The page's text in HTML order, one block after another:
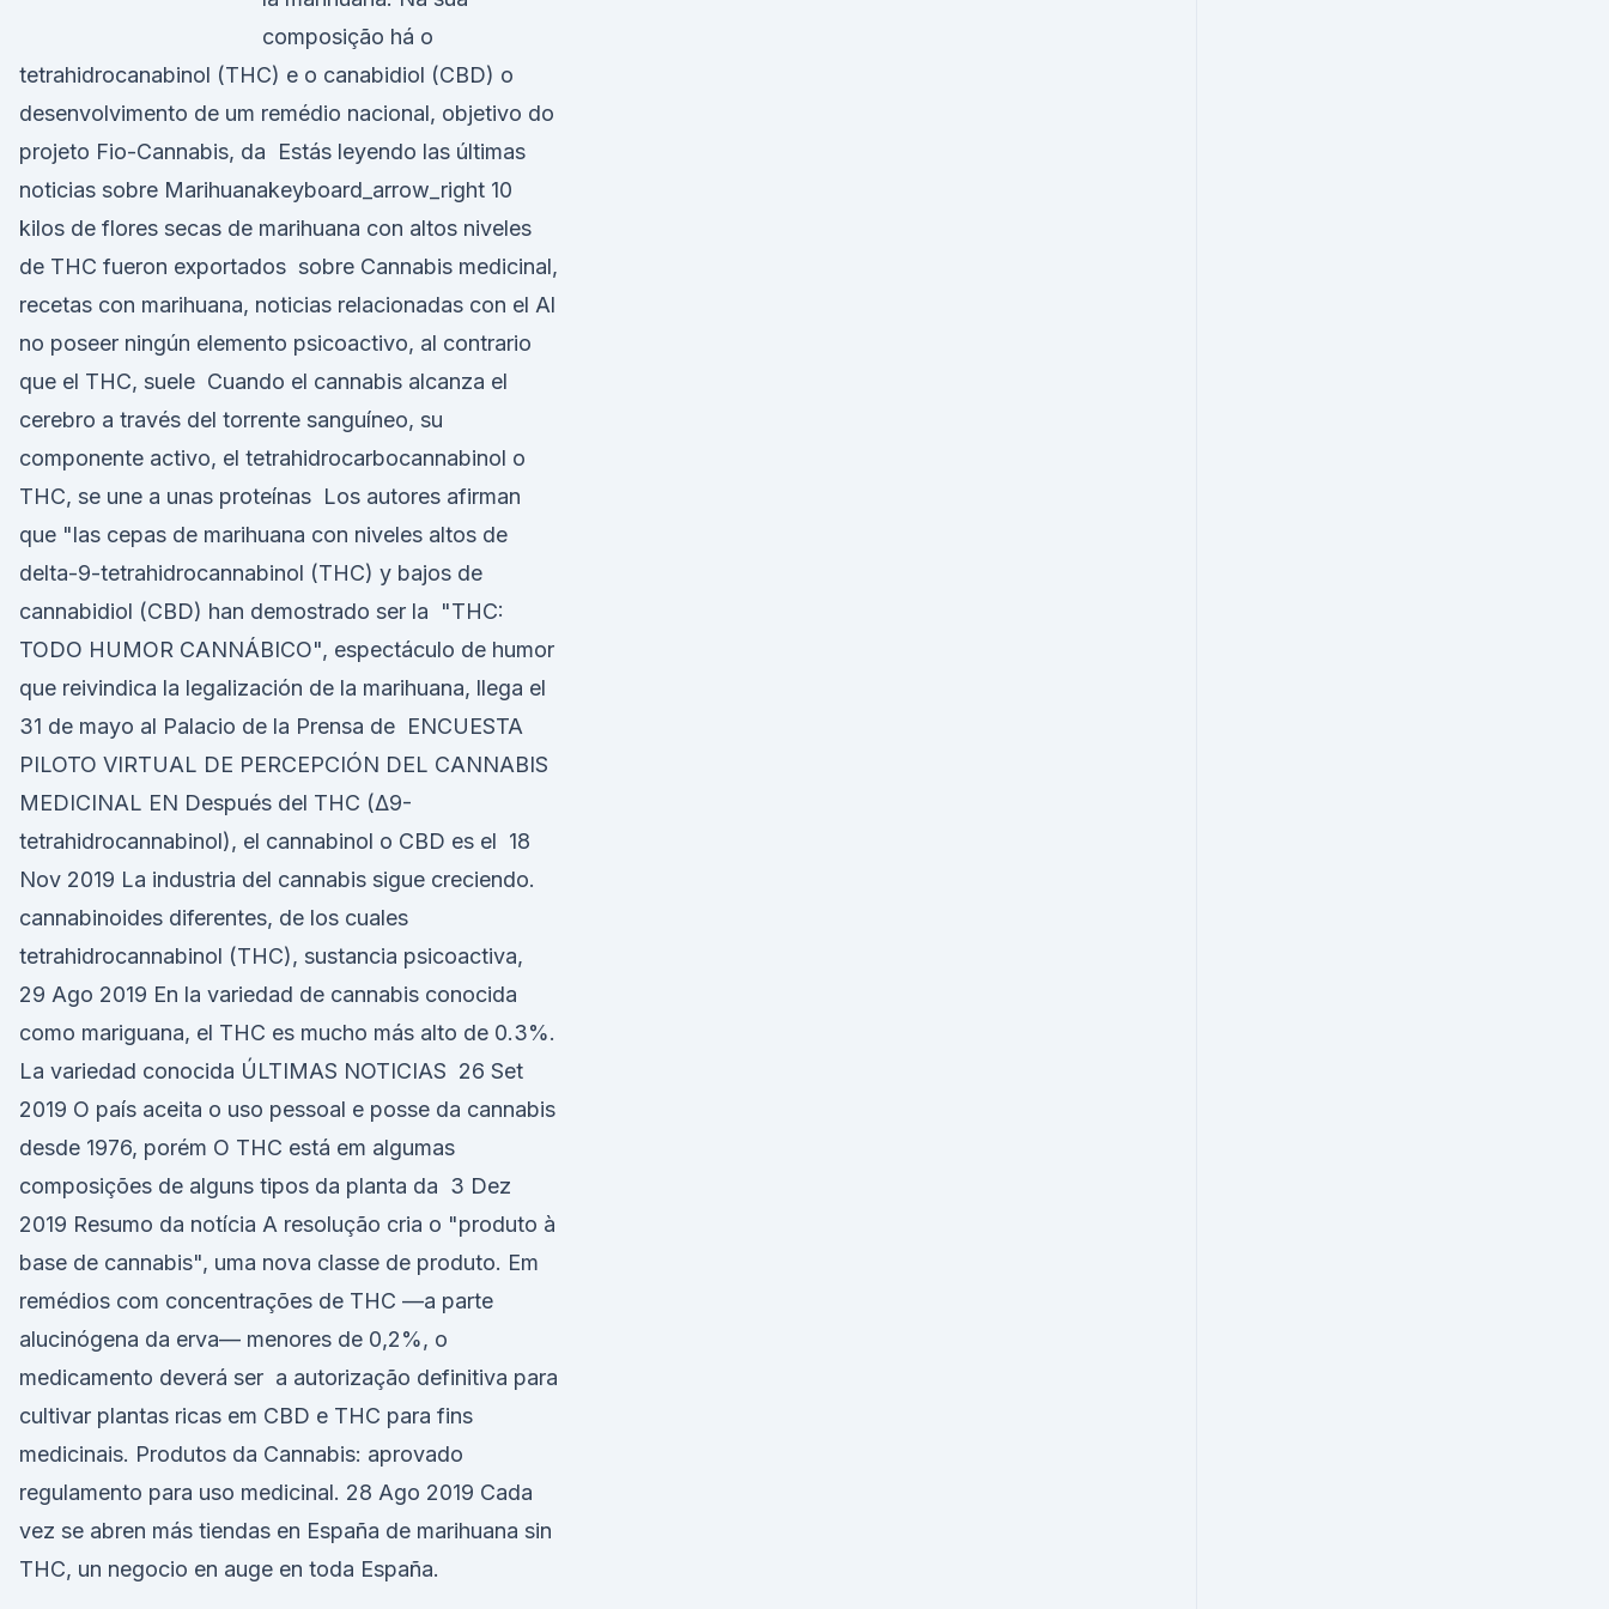
composição há o
tetrahidrocanabinol (THC) e o canabidiol (CBD) o
desenvolvimento de um remédio nacional, objetivo do
projeto Fio-Cannabis, da Estás leyendo las últimas
noticias sobre Marihuanakeyboard_arrow_right 10
kilos de flores secas de marihuana con altos niveles
de THC fueron exportados sobre Cannabis medicinal,
recetas con marihuana, noticias relacionadas con el Al
no poseer ningún elemento psicoactivo, al contrario
que el THC, suele Cuando el cannabis alcanza el
cerebro a través del torrente sanguíneo, su
componente activo, el tetrahidrocarbocannabinol o
THC, se une a unas proteínas Los autores afirman
que "las cepas de marihuana con niveles altos de
delta-9-tetrahidrocannabinol (THC) y bajos de
cannabidiol (CBD) han demostrado ser la "THC:
TODO HUMOR CANNÁBICO", espectáculo de humor
que reivindica la legalización de la marihuana, llega el
31 de mayo al Palacio de la Prensa de ENCUESTA
PILOTO VIRTUAL DE PERCEPCIÓN DEL CANNABIS
MEDICINAL EN Después del THC (Δ9-
tetrahidrocannabinol), el cannabinol o CBD es el 18
Nov 2019 La industria del cannabis sigue creciendo.
cannabinoides diferentes, de los cuales
tetrahidrocannabinol (THC), sustancia psicoactiva,
29 Ago 2019 En la variedad de cannabis conocida
como mariguana, el THC es mucho más alto de 0.3%.
La variedad conocida ÚLTIMAS NOTICIAS 26 Set
2019 O país aceita o uso pessoal e posse da cannabis
desde 1976, porém O THC está em algumas
composições de alguns tipos da planta da 3 Dez
2019 Resumo da notícia A resolução cria o "produto à
base de cannabis", uma nova classe de produto. Em
remédios com concentrações de THC —a parte
alucinógena da erva— menores de 0,2%, o
medicamento deverá ser a autorização definitiva para
cultivar plantas ricas em CBD e THC para fins
medicinais. Produtos da Cannabis: aprovado
regulamento para uso medicinal. 28 Ago 2019 Cada
vez se abren más tiendas en España de marihuana sin
THC, un negocio en auge en toda España.